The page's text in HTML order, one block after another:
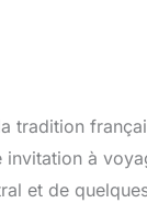
tradition
invitation à
et de